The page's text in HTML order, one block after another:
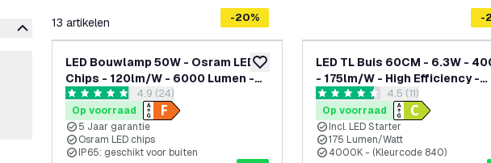
13 artikelen
toevoegen aan verlanglijst
-20%
LED Bouwlamp 50W - Osram LED
Chips - 120lm/W - 6000 Lumen -
6500K
reviews drawer openen
4.9 score sterren4.9 (24)
Op voorraad
5 Jaar garantie
Osram LED chips
IP65: geschikt voor buiten
-
LED TL Buis 60CM - 6.3W -
- 175lm/W - High Efficiency -
Energie Label Creviews drawer
4.5 score sterren4.5 (11)
Op voorraad
Incl. LED Starter
175 Lumen/Watt
4000K - (Kleurcode 840)
filteren